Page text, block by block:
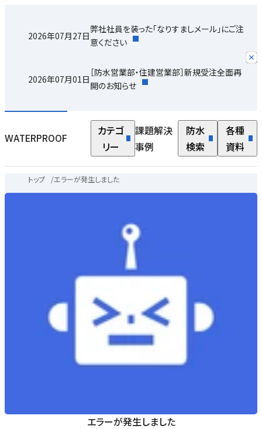
2026年07月27日
弊社社員を装った「なりすましメール」にご注
意ください
2026年07月01日
［防水営業部・住建営業部］新規受注全面再
開のお知らせ
WATERPROOF
カテゴ
リー
課題解決
事例
防水
検索
各種
資料
トップ /エラーが発生しました
エラーが発生しました